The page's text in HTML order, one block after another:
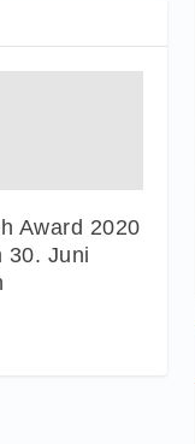
Award 2020
30. Juni